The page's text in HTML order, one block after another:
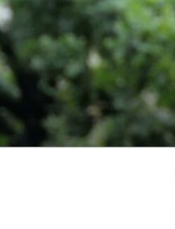
Zum
Inhalt
springen